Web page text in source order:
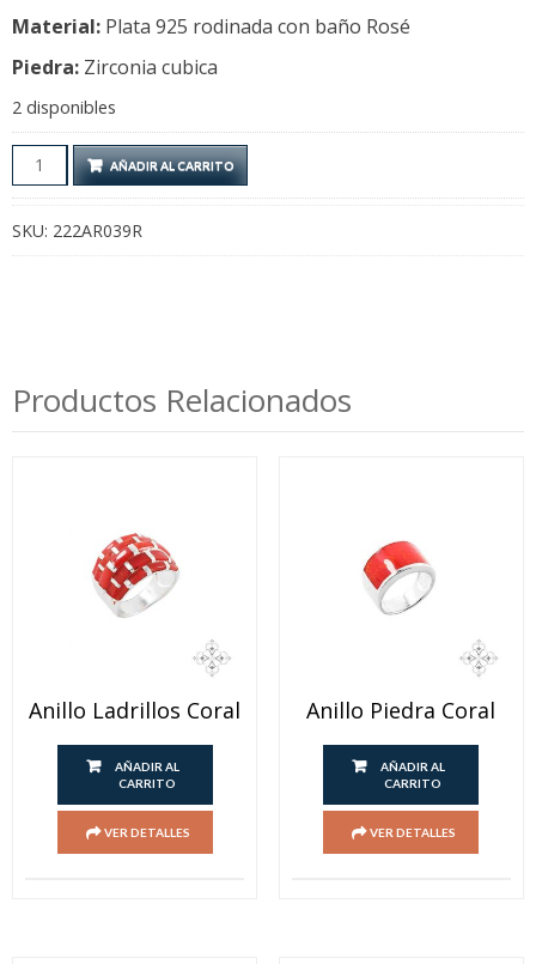
Material: Plata 925 rodinada con baño Rosé
Piedra: Zirconia cubica
2 disponibles
Aros
Rose
mitad
AÑADIR AL CARRITO
SKU: 222AR039R
Productos Relacionados
Anillo Ladrillos Coral
AÑADIR AL
CARRITO
VER DETALLES
Anillo Piedra Coral
AÑADIR AL
CARRITO
VER DETALLES